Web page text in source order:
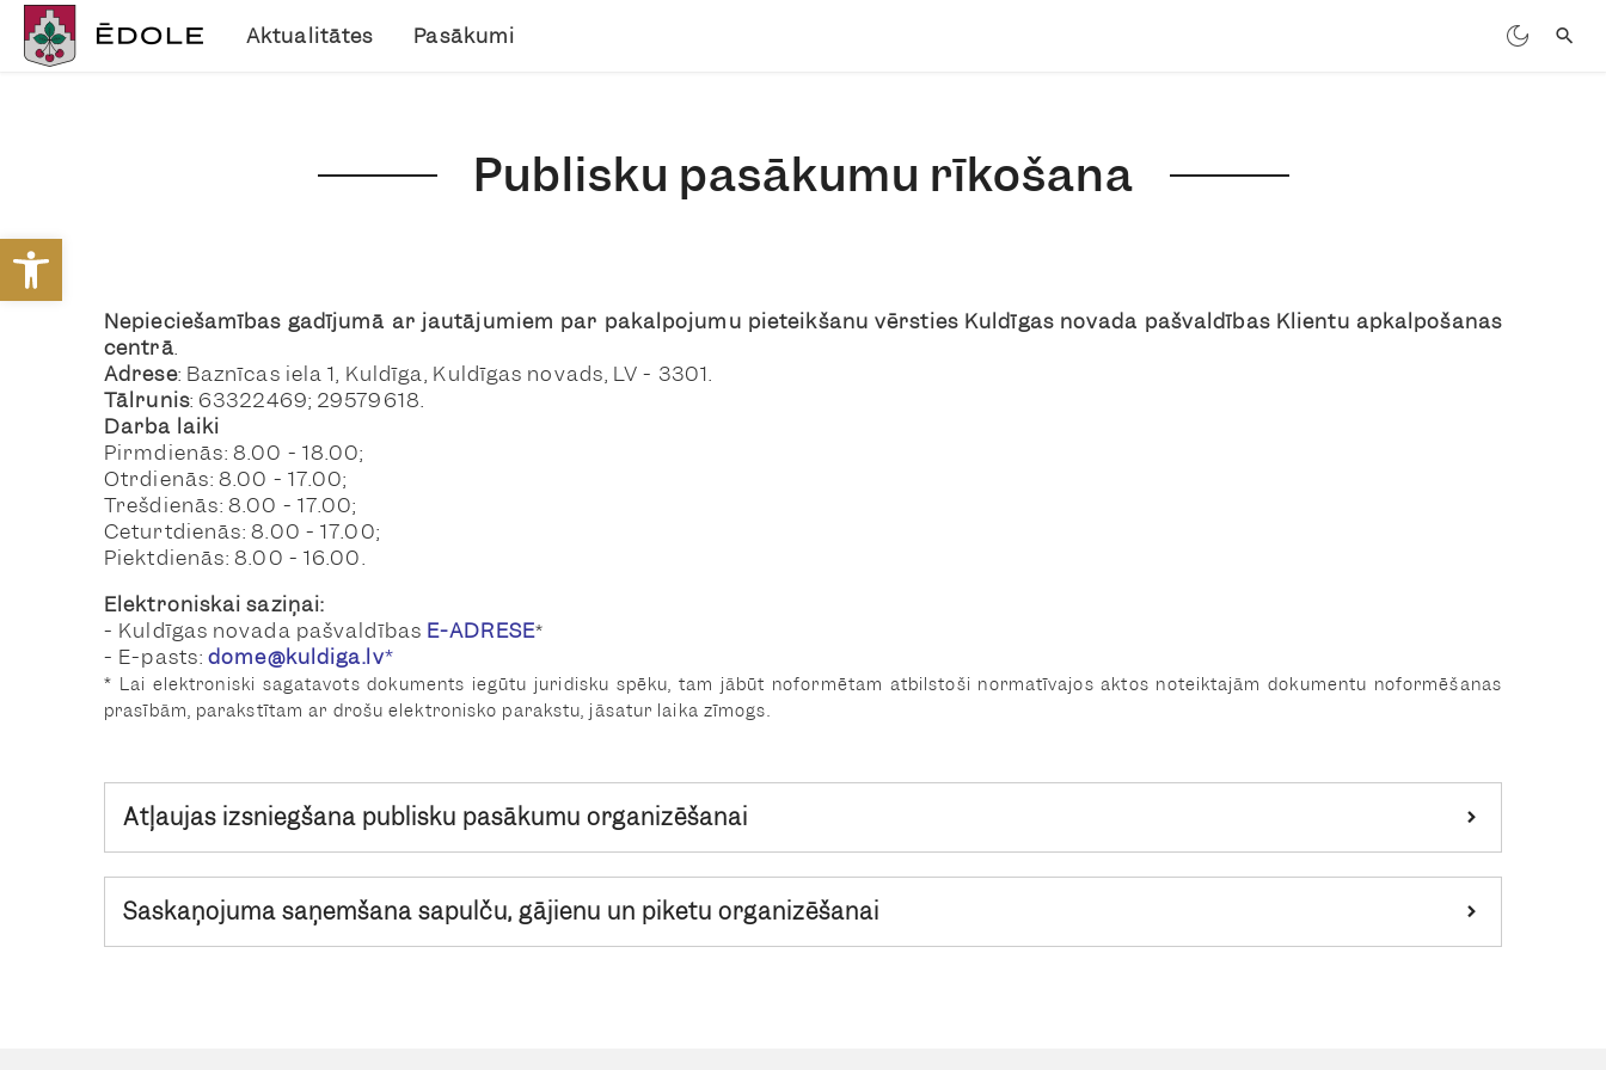
Open toolbar
Aktualitātes Pasākumi
Publisku pasākumu rīkošana
Nepieciešamības gadījumā ar jautājumiem par pakalpojumu pieteikšanu vērsties Kuldīgas novada pašvaldības Klientu apkalpošanas
centrā.
Adrese: Baznīcas iela 1, Kuldīga, Kuldīgas novads, LV - 3301.
Tālrunis: 63322469; 29579618.
Darba laiki
Pirmdienās: 8.00 - 18.00;
Otrdienās: 8.00 - 17.00;
Trešdienās: 8.00 - 17.00;
Ceturtdienās: 8.00 - 17.00;
Piektdienās: 8.00 - 16.00.
Elektroniskai saziņai:
- Kuldīgas novada pašvaldības E-ADRESE*
- E-pasts:dome@kuldiga.lv*
* Lai elektroniski sagatavots dokuments iegūtu juridisku spēku, tam jābūt noformētam atbilstoši normatīvajos aktos noteiktajām dokumentu noformēšanas
prasībām, parakstītam ar drošu elektronisko parakstu, jāsatur laika zīmogs.
Atļaujas izsniegšana publisku pasākumu organizēšanai
Saskaņojuma saņemšana sapulču, gājienu un piketu organizēšanai